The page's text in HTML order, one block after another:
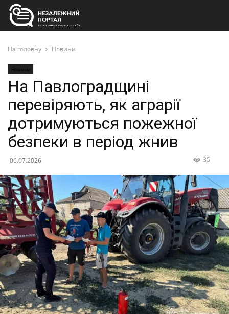
На головну Новини
Новини
На Павлоградщині
перевіряють, як аграрії
дотримуються пожежної
безпеки в період жнив
06.07.2026 35